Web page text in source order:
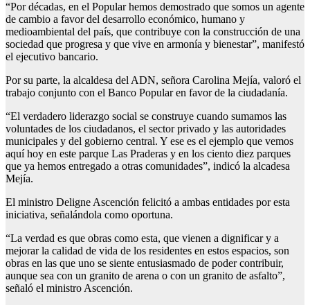
“Por décadas, en el Popular hemos demostrado que somos un agente
de cambio a favor del desarrollo económico, humano y
medioambiental del país, que contribuye con la construcción de una
sociedad que progresa y que vive en armonía y bienestar”, manifestó
el ejecutivo bancario.
Por su parte, la alcaldesa del ADN, señora Carolina Mejía, valoró el
trabajo conjunto con el Banco Popular en favor de la ciudadanía.
“El verdadero liderazgo social se construye cuando sumamos las
voluntades de los ciudadanos, el sector privado y las autoridades
municipales y del gobierno central. Y ese es el ejemplo que vemos
aquí hoy en este parque Las Praderas y en los ciento diez parques
que ya hemos entregado a otras comunidades”, indicó la alcadesa
Mejía.
El ministro Deligne Ascención felicitó a ambas entidades por esta
iniciativa, señalándola como oportuna.
“La verdad es que obras como esta, que vienen a dignificar y a
mejorar la calidad de vida de los residentes en estos espacios, son
obras en las que uno se siente entusiasmado de poder contribuir,
aunque sea con un granito de arena o con un granito de asfalto”,
señaló el ministro Ascención.